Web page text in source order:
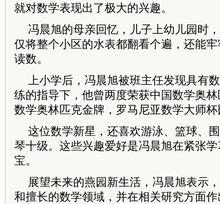
就对数学表现出了极大的兴趣。
冯晨旭的母亲回忆，儿子上幼儿园时
仅将整个小区的水表都翻看个遍，还能
读数。
上小学后，冯晨旭被班主任发现具有
练的指导下，他曾两度荣获中国数学奥
数学奥林匹克金牌，罗马尼亚数学大师
这位数学新星，还喜欢游泳、篮球、
琴十级。这些兴趣爱好是冯晨旭在紧张
宝。
展望未来的燕园新生活，冯晨旭表示
和擅长的数学领域，并在相关研究方面